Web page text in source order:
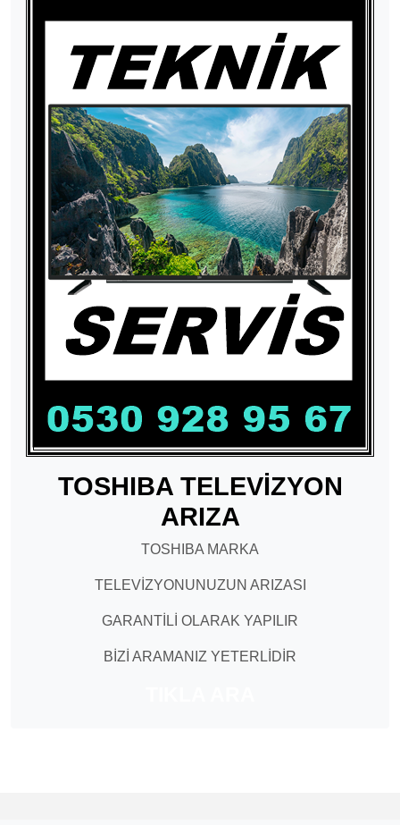
TOSHIBA TELEVİZYON
ARIZA
TOSHIBA MARKA
TELEVİZYONUNUZUN ARIZASI
GARANTİLİ OLARAK YAPILIR
BİZİ ARAMANIZ YETERLİDİR